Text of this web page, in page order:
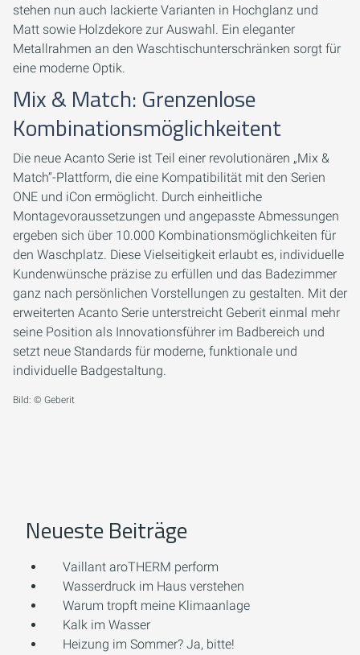
stehen nun auch lackierte Varianten in Hochglanz und
Matt sowie Holzdekore zur Auswahl. Ein eleganter
Metallrahmen an den Waschtischunterschränken sorgt für
eine moderne Optik.
Mix & Match: Grenzenlose
Kombinationsmöglichkeitent
Die neue Acanto Serie ist Teil einer revolutionären „Mix &
Match“-Plattform, die eine Kompatibilität mit den Serien
ONE und iCon ermöglicht. Durch einheitliche
Montagevoraussetzungen und angepasste Abmessungen
ergeben sich über 10.000 Kombinationsmöglichkeiten für
den Waschplatz. Diese Vielseitigkeit erlaubt es, individuelle
Kundenwünsche präzise zu erfüllen und das Badezimmer
ganz nach persönlichen Vorstellungen zu gestalten. Mit der
erweiterten Acanto Serie unterstreicht Geberit einmal mehr
seine Position als Innovationsführer im Badbereich und
setzt neue Standards für moderne, funktionale und
individuelle Badgestaltung.
Bild: © Geberit
Neueste Beiträge
Vaillant aroTHERM perform
Wasserdruck im Haus verstehen
Warum tropft meine Klimaanlage
Kalk im Wasser
Heizung im Sommer? Ja, bitte!